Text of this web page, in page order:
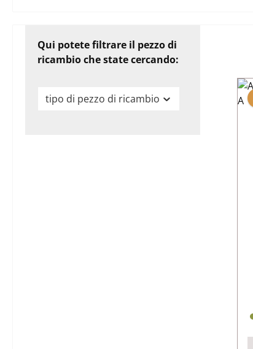
Qui potete filtrare il pezzo di
ricambio che state cercando:
tipo di pezzo di ricambio